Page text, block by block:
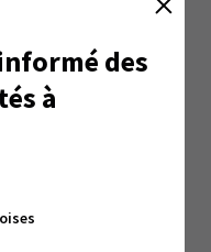
des
à
2018 et 2019 par